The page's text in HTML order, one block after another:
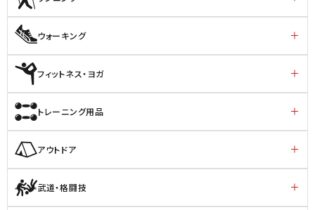
ウォーキング
フィットネス・ヨガ
トレーニング用品
アウトドア
武道・格闘技